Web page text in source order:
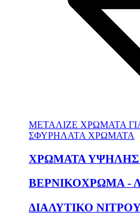
ΜΕΤΑΛΙΖΕ ΧΡΩΜΑΤΑ
ΣΦΥΡΗΛΑΤΑ ΧΡΩΜΑΤΑ
ΧΡΩΜΑΤΑ
ΒΕΡΝΙΚΟΧΡΩΜΑ -
ΔΙΑΛΥΤΙΚΟ